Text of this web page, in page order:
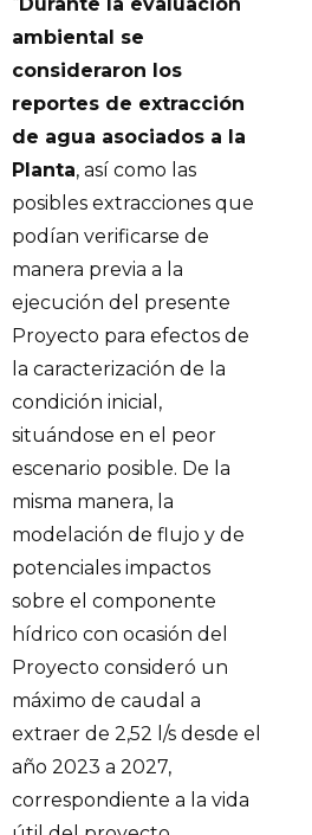
ambiental se
consideraron los
reportes de extracción
de agua asociados a la
Planta, así como las
posibles extracciones que
podían verificarse de
manera previa a la
ejecución del presente
Proyecto para efectos de
la caracterización de la
condición inicial,
situándose en el peor
escenario posible. De la
misma manera, la
modelación de flujo y de
potenciales impactos
sobre el componente
hídrico con ocasión del
Proyecto consideró un
máximo de caudal a
extraer de 2,52 l/s desde el
año 2023 a 2027,
correspondiente a la vida